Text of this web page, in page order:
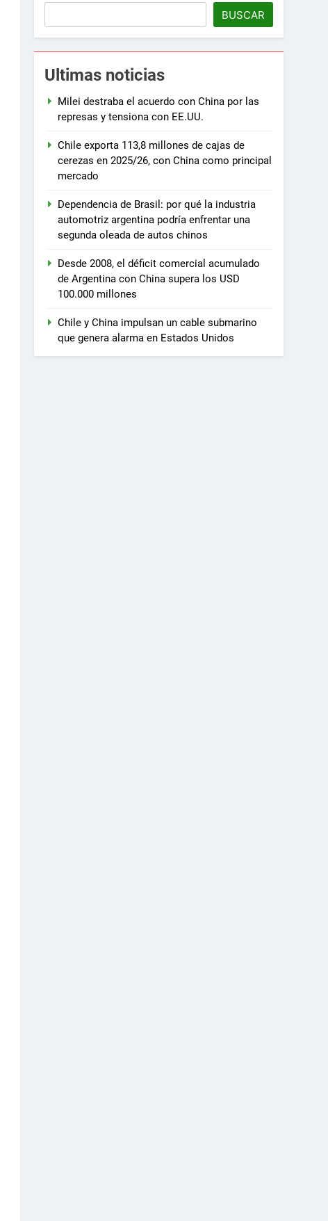
BUSCAR
Ultimas noticias
Milei destraba el acuerdo con China por las
represas y tensiona con EE.UU.
Chile exporta 113,8 millones de cajas de
cerezas en 2025/26, con China como principal
mercado
Dependencia de Brasil: por qué la industria
automotriz argentina podría enfrentar una
segunda oleada de autos chinos
Desde 2008, el déficit comercial acumulado
de Argentina con China supera los USD
100.000 millones
Chile y China impulsan un cable submarino
que genera alarma en Estados Unidos